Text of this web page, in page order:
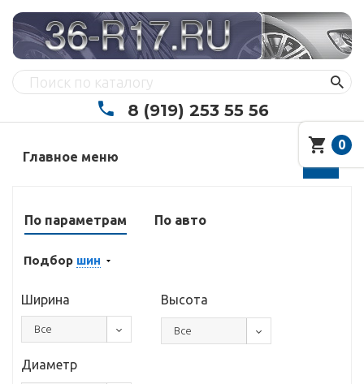
8 (919) 253 55 56
Главное меню
По параметрам По авто
Подбор шин
Ширина
Все
Высота
Все
Диаметр
0